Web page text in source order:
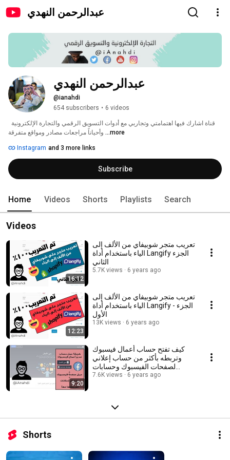
عبدالرحمن النهدي
عبدالرحمن النهدي
@ianahdi
654 subscribers • 6 videos
...more
Instagram and 3 more links
Subscribe
Home Videos Shorts Playlists Search
Videos
16:12
تعريب متجر شوبيفاي من الألف إلى
الياء باستخدام أداة Langify الجزء
الثاني
5.7K views 6 years ago
12:23
تعريب متجر شوبيفاي من الألف إلى
الياء باستخدام أداة Langify - الجزء
الأول
13K views 6 years ago
9:20
كيف تفتح حساب أعمال فيسبوك
وتربطه بأكثر من حساب إعلاني
لصفحات الفيسبوك وحسابات
الانستقرام
7.6K views 6 years ago
Shorts